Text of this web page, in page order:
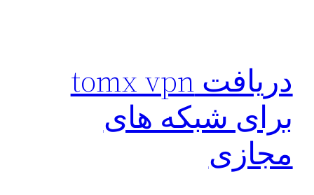
دریافت tomx vpn
برای شبکه های
مجازی